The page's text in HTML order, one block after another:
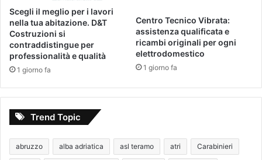
Scegli il meglio per i lavori
nella tua abitazione. D&T
Costruzioni si
contraddistingue per
professionalità e qualità
1 giorno fa
Centro Tecnico Vibrata:
assistenza qualificata e
ricambi originali per ogni
elettrodomestico
1 giorno fa
Trend Topic
abruzzo alba adriatica asl teramo atri Carabinieri